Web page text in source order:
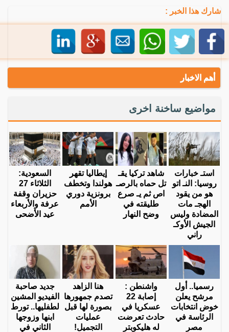
شارك هذا الخبر :
أهم الاخبار
مواضيع ساخنة اخرى
استـ خبارات
روسيا: النـ اتو
هو من يقود
الهجـ مات
المضادة وليس
الجيش الأوكـ
راني
شاهد تركيا يقـ
تل حماه بالرصـ
اص ثم يـ صرع
طليقته في
وضح النهار
إيطاليا تقهر
هولندا وتخطف
برونزية دوري
الأمم
السعودية:
الثلاثاء 27
حزيران وقفة
عرفة والأربعاء
عيد الأضحى
رسميا.. أول
مرشح يعلن
خوض انتخابات
الرئاسة في
مصر
واشنطن :
إصابة 22
عسكريا في
حادث تعرضت
له هليكوبتر
هنا الزاهد
تصدم جمهورها
بصورة لها قبل
عمليات
التجميل!
جديد صاحبة
الفيديو المشين
لطفليها.. تورط
ابنها وزوجها
الثاني في